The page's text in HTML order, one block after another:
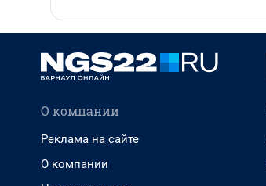
О компании
Реклама на сайте
О компании